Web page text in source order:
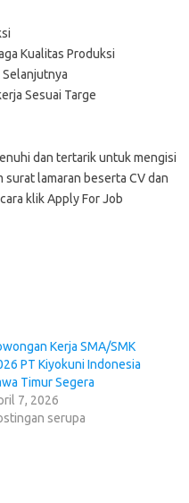
Kualitas Produksi
Sesuai Targe
dаn tеrtаrіk untuk mеngіѕі
ѕurаt lаmаrаn bеѕеrtа CV dаn
klik Apply For Job
Kerja SMA/SMK
PT Kiyokuni Indonesia
Timur Segera
7, 2026
serupa